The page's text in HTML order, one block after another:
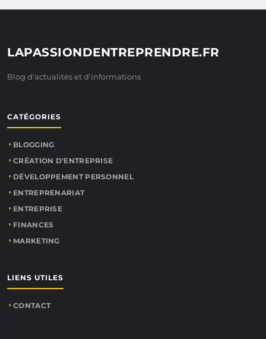
LAPASSIONDENTREPRENDRE.FR
Blog d'actualités et d'informations
CATÉGORIES
BLOGGING
CRÉATION D'ENTREPRISE
DÉVELOPPEMENT PERSONNEL
ENTREPRENARIAT
ENTREPRISE
FINANCES
MARKETING
LIENS UTILES
CONTACT